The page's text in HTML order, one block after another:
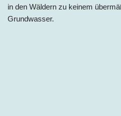
in den Wäldern zu keinem
Grundwasser.